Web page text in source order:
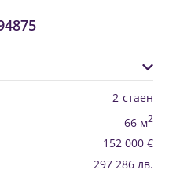
2-стаен
66 м2
152 000 €
297 286 лв.